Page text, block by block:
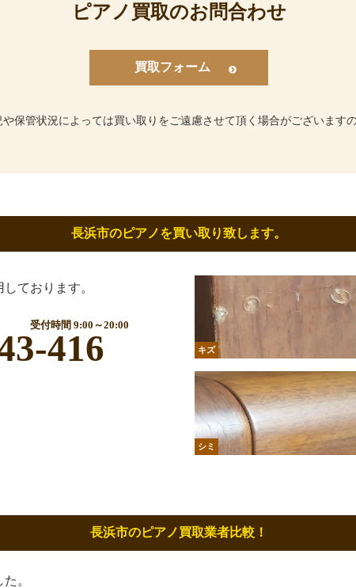
ピアノ買取のお問合わせ
買取フォーム
や保管状況によっては買い取りをご遠慮させて頂く場合がございます
長浜市のピアノを買い取り致します。
ております。
受付時間 9:00～20:00
416 キズ
シミ
長浜市のピアノ買取業者比較！
。